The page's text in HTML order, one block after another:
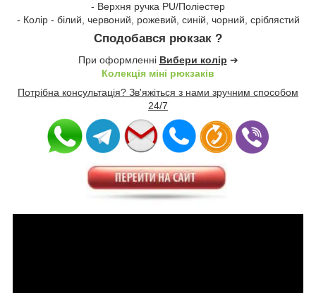
- Верхня ручка PU/Поліестер
- Колір - білий, червоний, рожевий, синій, чорний, сріблястий
Сподобався рюкзак ?
При оформленні Вибери колір ➔
Колекція міні рюкзаків
Потрібна консультація? Зв'яжіться з нами зручним способом
24/7